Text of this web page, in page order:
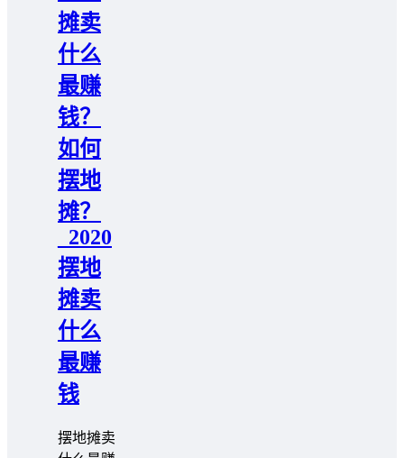
摊卖
什么
最赚
钱？
如何
摆地
摊？
_2020
摆地
摊卖
什么
最赚
钱
摆地摊卖